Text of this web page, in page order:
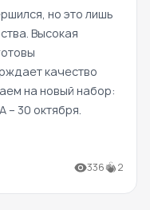
но это лишь
Высокая
качество
на новый набор:
– 30 октября.
336 2